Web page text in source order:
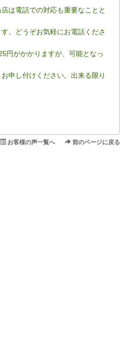
は電話での対応も重要なことと
。どうぞお気軽にお電話くださ
円がかかりますが、可能となっ
申し付けください。出来る限り
お客様の声一覧へ 前のページに戻る